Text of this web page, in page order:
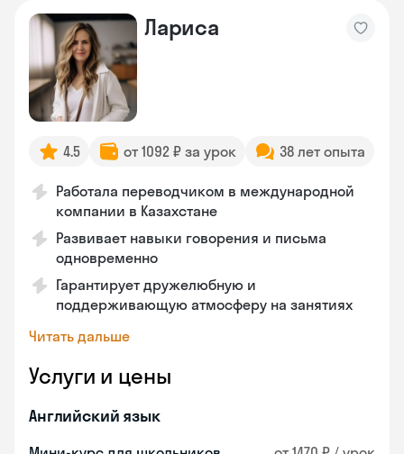
Лариса
4.5 от 1092 ₽ за урок 38 лет опыта
Работала переводчиком в международной
компании в Казахстане
Развивает навыки говорения и письма
одновременно
Гарантирует дружелюбную и
поддерживающую атмосферу на занятиях
Читать дальше
Услуги и цены
Английский язык